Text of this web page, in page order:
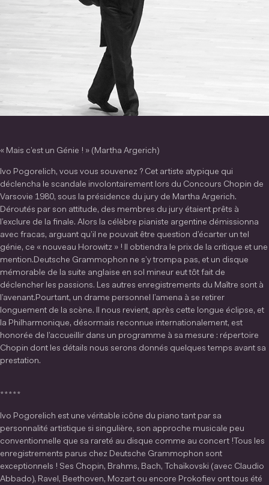
« Mais c’est un Génie ! » (Martha Argerich)
Ivo Pogorelich, vous vous souvenez ? Cet artiste atypique qui
déclencha le scandale involontairement lors du Concours Chopin de
Varsovie 1980, sous la présidence du jury de Martha Argerich.
Déroutés par son attitude, des membres du jury étaient prêts à
l’exclure de la finale. Alors la célèbre pianiste argentine démissionna
avec fracas, arguant qu’il ne pouvait être question d’écarter un tel
génie, ce « nouveau Horowitz » ! Il obtiendra le prix de la critique et une
mention.Deutsche Grammophon ne s’y trompa pas, et un disque
mémorable de la suite anglaise en sol mineur eut tôt fait de
déclencher les passions. Les autres enregistrements du Maître sont à
l’avenant.Pourtant, un drame personnel l’amena à se retirer
longuement de la scène. Il nous revient, après cette longue éclipse, et
la Philharmonique, désormais reconnue internationalement, est
honorée de l’accueillir dans un programme à sa mesure : répertoire
Chopin dont les détails nous serons donnés quelques temps avant sa
prestation.
*****
Ivo Pogorelich est une véritable icône du piano tant par sa
personnalité artistique si singulière, son approche musicale peu
conventionnelle que sa rareté au disque comme au concert !Tous les
enregistrements parus chez Deutsche Grammophon sont
exceptionnels ! Ses Chopin, Brahms, Bach, Tchaïkovski (avec Claudio
Abbado), Ravel, Beethoven, Mozart ou encore Prokofiev ont tous été